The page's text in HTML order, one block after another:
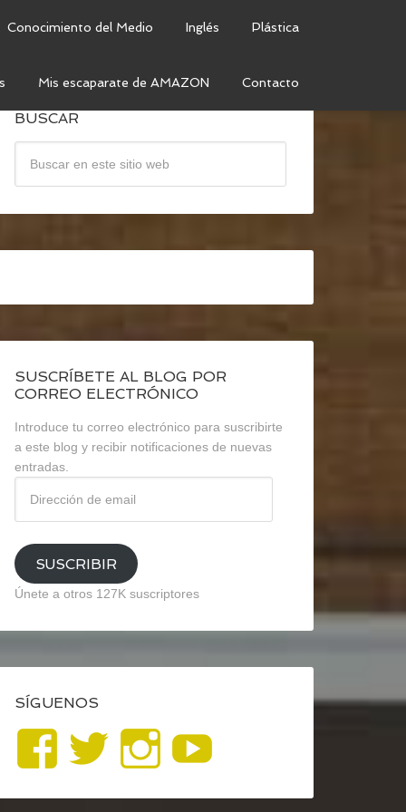
Conocimiento del Medio Inglés Plástica
Mis escaparate de AMAZON Contacto
BUSCAR
SUSCRÍBETE AL BLOG POR
CORREO ELECTRÓNICO
Introduce tu correo electrónico para suscribirte
a este blog y recibir notificaciones de nuevas
entradas.
email
SUSCRIBIR
Únete a otros 127K suscriptores
SÍGUENOS
Ver
perfil
Ver
perfil
Ver
perfil